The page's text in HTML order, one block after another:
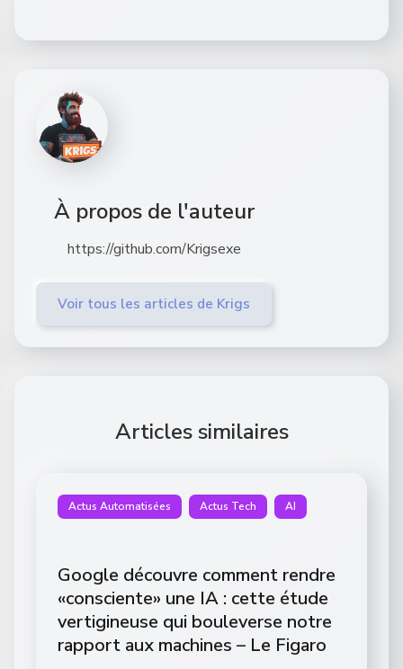
À propos de l'auteur
https://github.com/Krigsexe
Voir tous les articles de Krigs
Articles similaires
Actus Automatisées Actus Tech AI
Google découvre comment rendre
«consciente» une IA : cette étude
vertigineuse qui bouleverse notre
rapport aux machines – Le Figaro